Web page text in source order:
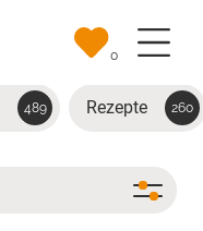
0
489 Rezepte 260